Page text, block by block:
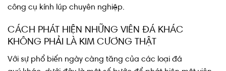
công cụ kính lúp chuyên nghiệp.
CÁCH PHÁT HIỆN NHỮNG VIÊN ĐÁ KHÁC
KHÔNG PHẢI LÀ KIM CƯƠNG THẬT
Với sự phổ biến ngày càng tăng của các loại đá